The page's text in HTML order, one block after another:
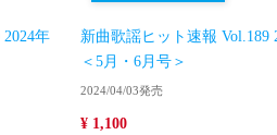
年
新曲歌謡ヒット速報 Vol.189
＜5月・6月号＞
2024/04/03発売
¥ 1,100